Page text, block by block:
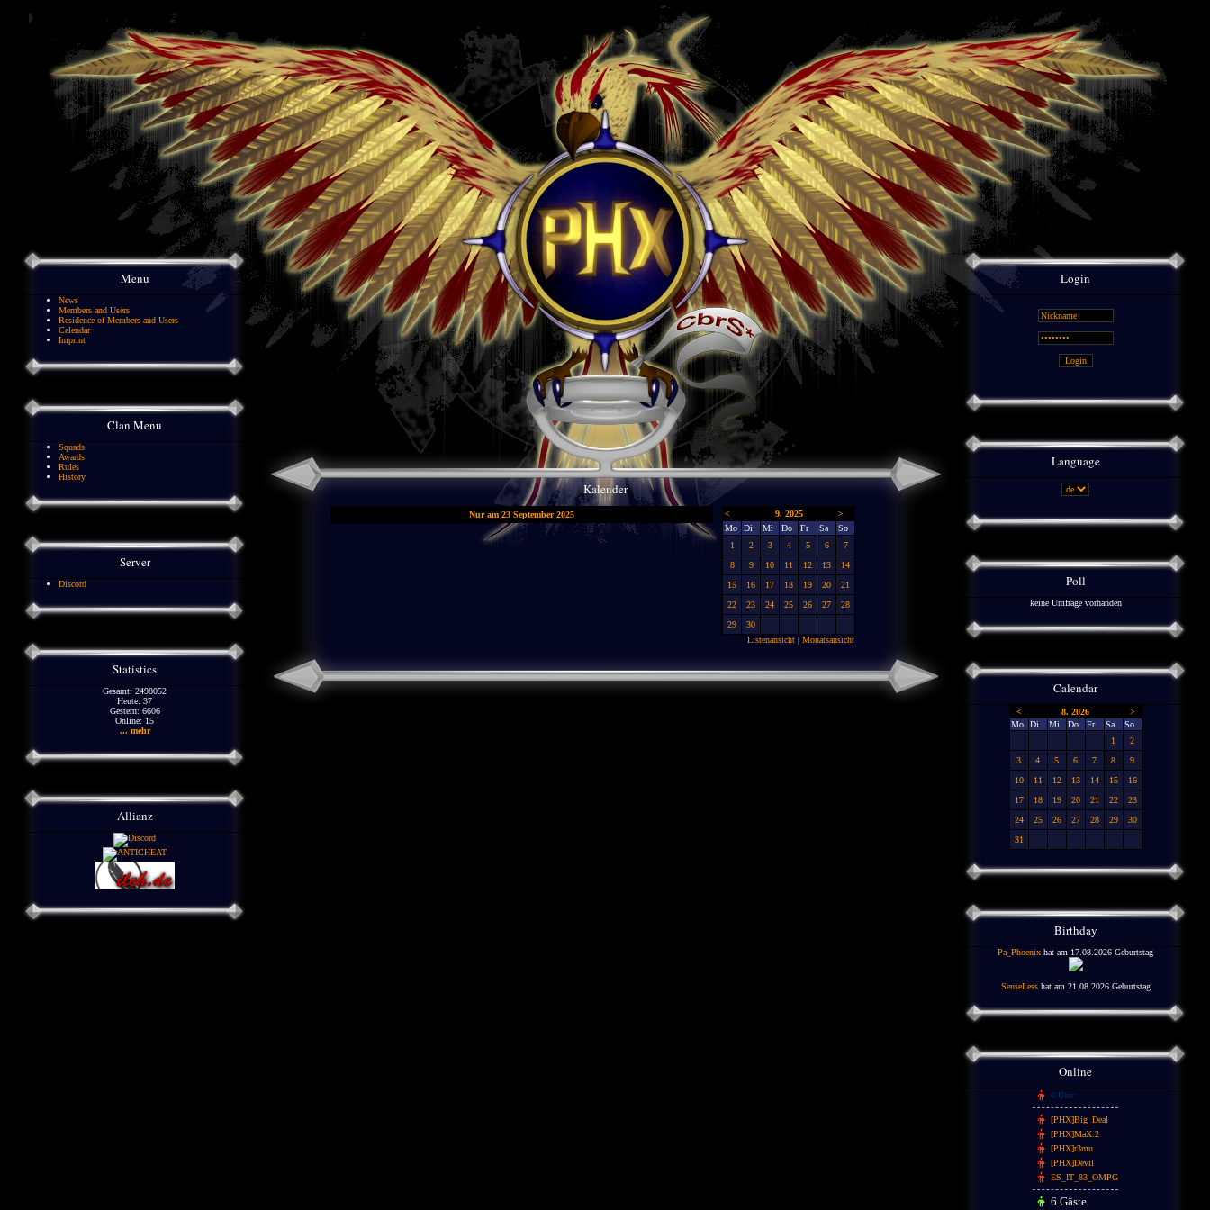
Menu
News
Members and Users
Residence of Members and Users
Calendar
Imprint
Clan Menu
Squads
Awards
Rules
History
Server
Discord
Statistics
Gesamt: 2498052
Heute: 37
Gestern: 6606
Online: 15
... mehr
Allianz
Kalender
Nur am 23 September 2025 < 9. 2025
>
Mo
Di Mi Do Fr Sa
So
1
2 3 4 5 6
7
8
9 10 11 12 13
14
15
16 17 18 19 20
21
22
23 24 25 26 27
28
29
30
Listenansicht | Monatsansicht
Login
Language
Poll
keine Umfrage vorhanden
Calendar
< 8. 2026
>
Mo
Di Mi Do Fr Sa
So
1
2
3
4 5 6 7 8
9
10
11 12 13 14 15
16
17
18 19 20 21 22
23
24
25 26 27 28 29
30
31
Birthday
Pa_Phoenix hat am 17.08.2026 Geburtstag
SenseLesshat am 21.08.2026 Geburtstag
Online
0 User
[PHX]Big_Deal
[PHX]MaX.2
[PHX]r3mu
[PHX]Devil
ES_IT_83_OMPG
6 Gäste